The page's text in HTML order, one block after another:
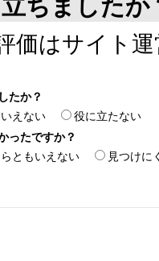
ちましたか
価はサイト
たか？
えない
役に立たない
ったですか？
ともいえない 見つけに